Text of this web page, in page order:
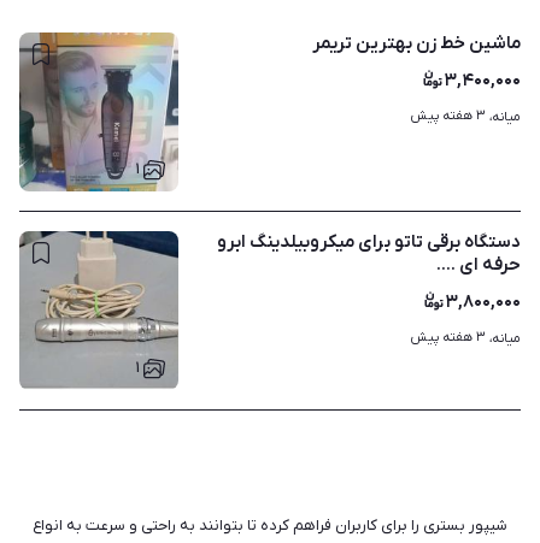
۱
ماشین خط زن بهترین تریمر
۳,۴۰۰,۰۰۰
میانه، ۳ هفته پیش
۱
دستگاه برقی تاتو برای میکروبیلدینگ ابرو
حرفه ای ....
۳,۸۰۰,۰۰۰
میانه، ۳ هفته پیش
شیپور بستری را برای کاربران فراهم کرده تا بتوانند به راحتی و سرعت به انواع